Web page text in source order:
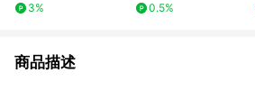
3%
0.5%
商品描述